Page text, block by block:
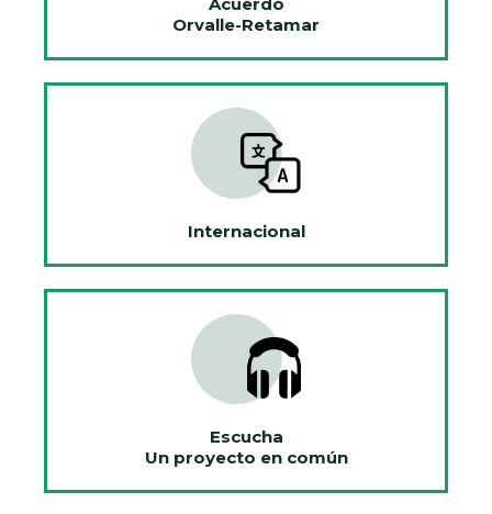
Orvalle-Retamar
Internacional
Escucha
Un proyecto en común